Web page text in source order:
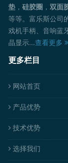
垫 ，硅胶圈 ，双面
等等。富乐斯公司
戏机手柄、音响蓝
晶显示...查看更多
更多栏目
网站首页
产品优势
技术优势
选择我们